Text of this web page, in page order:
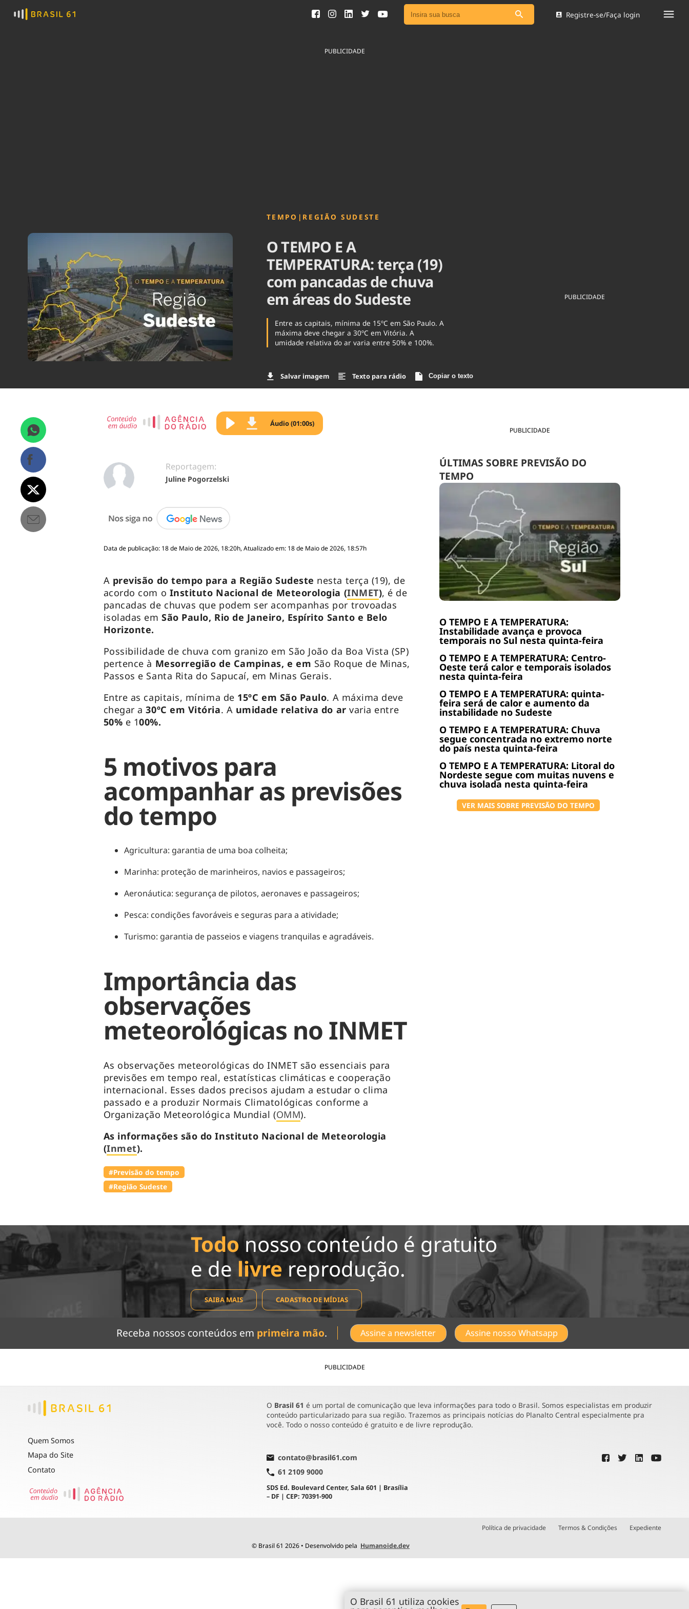
Ver todas as notícias
Brasil Mineral
Ciência & Tecnologia
Cinema
Registre-se/Faça login
PUBLICIDADE
TEMPO | REGIÃO SUDESTE
O TEMPO E A
TEMPERATURA: terça (19)
com pancadas de chuva
em áreas do Sudeste
Entre as capitais, mínima de 15ºC em São Paulo. A
máxima deve chegar a 30ºC em Vitória. A
umidade relativa do ar varia entre 50% e 100%.
Salvar imagem Texto para rádio Copiar o texto
PUBLICIDADE
PUBLICIDADE
ÚLTIMAS SOBRE PREVISÃO DO
TEMPO
O TEMPO E A TEMPERATURA:
Instabilidade avança e provoca
temporais no Sul nesta quinta-feira
O TEMPO E A TEMPERATURA: Centro-
Oeste terá calor e temporais isolados
nesta quinta-feira
O TEMPO E A TEMPERATURA: quinta-
feira será de calor e aumento da
instabilidade no Sudeste
O TEMPO E A TEMPERATURA: Chuva
segue concentrada no extremo norte
do país nesta quinta-feira
O TEMPO E A TEMPERATURA: Litoral do
Nordeste segue com muitas nuvens e
chuva isolada nesta quinta-feira
VER MAIS SOBRE PREVISÃO DO TEMPO
Áudio (01:00s)
Reportagem:
Juline Pogorzelski
Data de publicação: 18 de Maio de 2026, 18:20h, Atualizado em: 18 de Maio de 2026, 18:57h
A previsão do tempo para a Região Sudeste nesta terça (19), de
acordo com o Instituto Nacional de Meteorologia (INMET), é de
pancadas de chuvas que podem ser acompanhas por trovoadas
isoladas emSão Paulo, Rio de Janeiro, Espírito Santo e Belo
Horizonte.
Possibilidade de chuva com granizo em São João da Boa Vista (SP)
pertence à Mesorregião de Campinas, e em São Roque de Minas,
Passos e Santa Rita do Sapucaí, em Minas Gerais.
Entre as capitais, mínima de 15ºC em São Paulo. A máxima deve
chegar a30ºC em Vitória. A umidade relativa do arvaria entre
50% e 100%.
5 motivos para
acompanhar as previsões
do tempo
Agricultura: garantia de uma boa colheita;
Marinha: proteção de marinheiros, navios e passageiros;
Aeronáutica: segurança de pilotos, aeronaves e passageiros;
Pesca: condições favoráveis e seguras para a atividade;
Turismo: garantia de passeios e viagens tranquilas e agradáveis.
Importância das
observações
meteorológicas no INMET
As observações meteorológicas do INMET são essenciais para
previsões em tempo real, estatísticas climáticas e cooperação
internacional. Esses dados precisos ajudam a estudar o clima
passado e a produzir Normais Climatológicas conforme a
Organização Meteorológica Mundial (OMM).
As informações são do Instituto Nacional de Meteorologia
(Inmet).
#Previsão do tempo
#Região Sudeste
Todonosso conteúdo é gratuito
e de livre reprodução.
SAIBA MAIS CADASTRO DE MÍDIAS
Receba nossos conteúdos em primeira mão. Assine a newsletter Assine nosso Whatsapp
PUBLICIDADE
Quem Somos
Mapa do Site
Contato
O Brasil 61 é um portal de comunicação que leva informações para todo o Brasil. Somos especialistas em produzir
conteúdo particularizado para sua região. Trazemos as principais notícias do Planalto Central especialmente pra
você. Todo o nosso conteúdo é gratuito e de livre reprodução.
contato@brasil61.com
61 2109 9000
SDS Ed. Boulevard Center, Sala 601 | Brasília
– DF | CEP: 70391-900
Política de privacidade Termos & Condições Expediente
© Brasil 61 2026 • Desenvolvido pela Humanoide.dev
O Brasil 61 utiliza cookies